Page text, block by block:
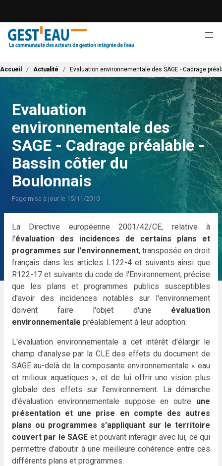
contenu
principal
Fil d'Ariane
Accueil Actualité Evaluation environnementale des SAGE - Cadrage
Evaluation
environnementale des
SAGE - Cadrage préalable -
Bassin côtier du
Boulonnais
Page mise à jour le 15/11/2010
La Directive européenne 2001/42/CE, relative à
l'évaluation des incidences de certains plans et
programmes sur l'environnement, transposée en droit
français dans les articles L122-4 et suivants ainsi que
R122-17 et suivants du code de l'Environnement, précise
que les plans et programmes publics susceptibles
d'avoir des incidences notables sur l'environnement
doivent faire l'objet d'une évaluation
environnementale préalablement à leur adoption.
L'évaluation environnementale a cet intérêt d'élargir le
champ d'analyse par la CLE des effets du document de
SAGE au-delà de la composante environnementale « eau
et milieux aquatiques », et de lui offrir une vision plus
globale des effets sur l'environnement. La démarche
d'évaluation environnementale suppose en outre une
présentation et une prise en compte des autres
plans ou programmes s'appliquant sur le territoire
couvert par le SAGE et pouvant interagir avec lui, ce qui
permettre d'aboutir à une meilleure cohérence entre ces
différents plans et programmes.